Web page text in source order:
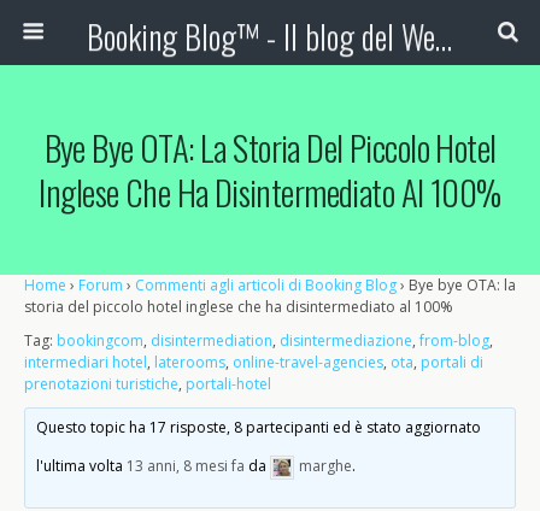
Booking Blog™ - Il blog del Web Marketing Turistico
Bye Bye OTA: La Storia Del Piccolo Hotel
Inglese Che Ha Disintermediato Al 100%
Home › Forum › Commenti agli articoli di Booking Blog› Bye bye OTA: la
storia del piccolo hotel inglese che ha disintermediato al 100%
Tag: bookingcom, disintermediation, disintermediazione,from-blog,
intermediari hotel, laterooms, online-travel-agencies, ota, portali di
prenotazioni turistiche, portali-hotel
Questo topic ha 17 risposte, 8 partecipanti ed è stato aggiornato
l'ultima volta 13 anni, 8 mesi fa da marghe.